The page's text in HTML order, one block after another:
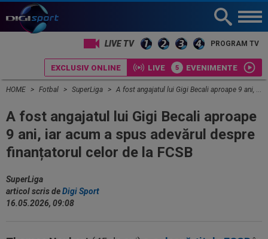
LIVE TV PROGRAM TV
EXCLUSIV ONLINE LIVE EVENIMENTE
HOME Fotbal SuperLiga A fost angajatul lui Gigi Becali aproape 9 ani, iar acum a spus adevărul despre finanțatorul celor de la FCSB
A fost angajatul lui Gigi Becali aproape
9 ani, iar acum a spus adevărul despre
finanțatorul celor de la FCSB
SuperLiga
articol scris deDigi Sport
16.05.2026, 09:08